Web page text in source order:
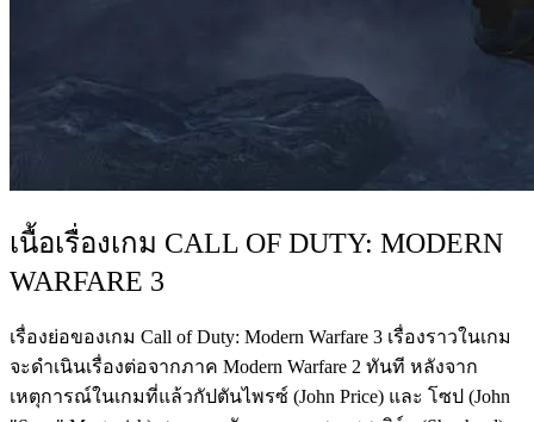
เนื้อเรื่องเกม CALL OF DUTY: MODERN
WARFARE 3
เรื่องย่อของเกม Call of Duty: Modern Warfare 3 เรื่องราวในเกม
จะดำเนินเรื่องต่อจากภาค Modern Warfare 2 ทันที หลังจาก
เหตุการณ์ในเกมที่แล้วกัปตันไพรซ์ (John Price) และ โซป (John